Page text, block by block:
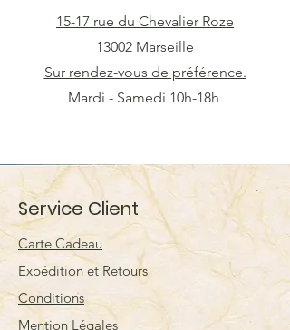
15-17 rue du Chevalier Roze
13002 Marseille
Sur rendez-vous de préférence.
Mardi - Samedi 10h-18h
Service Client
Carte Cadeau
Expédition et Retours
Conditions
Mention Légales